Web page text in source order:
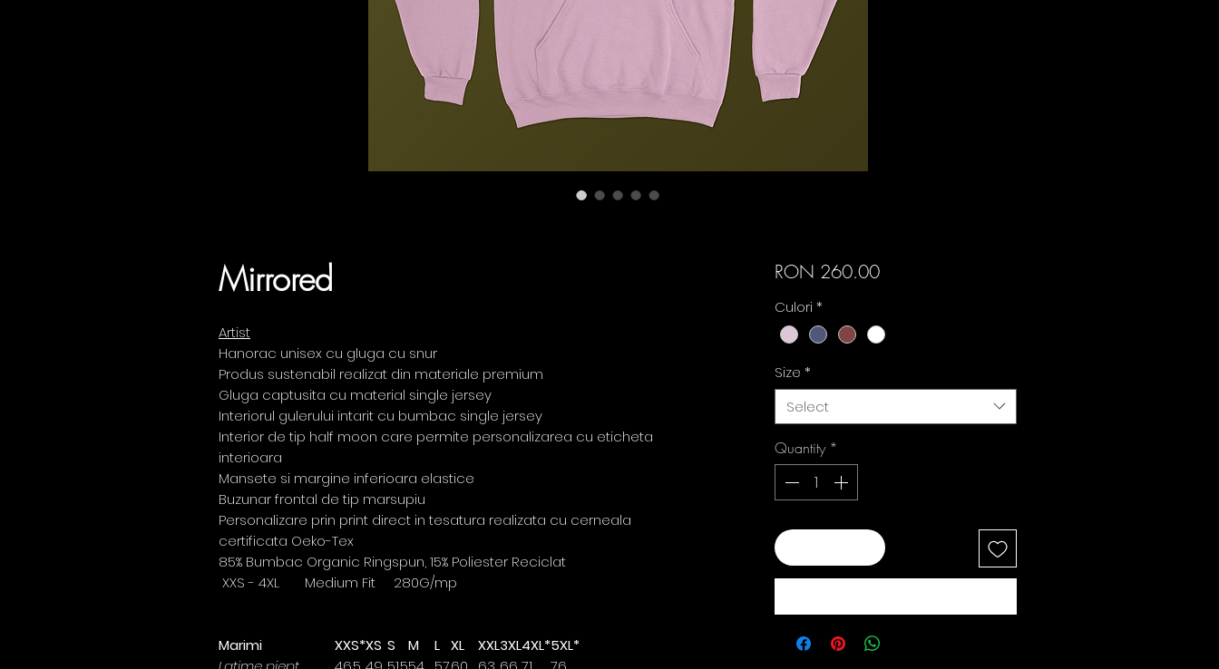
Mirrored
Artist
Hanorac unisex cu gluga cu snur
Produs sustenabil realizat din materiale premium
Gluga captusita cu material single jersey
Interiorul gulerului intarit cu bumbac single jersey
Interior de tip half moon care permite personalizarea cu eticheta
interioara
Mansete si margine inferioara elastice
Buzunar frontal de tip marsupiu
Personalizare prin print direct in tesatura realizata cu cerneala
certificata Oeko-Tex
85% Bumbac Organic Ringspun, 15% Poliester Reciclat
XXS - 4XL Medium Fit 280G/mp
Marimi XXS*XS S M L XL XXL3XL4XL*5XL*
RON 260.00Price
Culori *
Size *
Select
Quantity *